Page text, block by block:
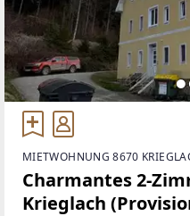
MIETWOHNUNG 8670
Charmantes 2-
Krieglach